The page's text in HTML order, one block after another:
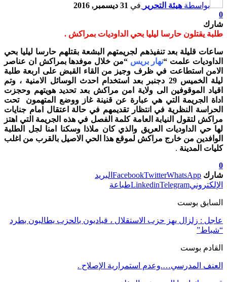
بواسطة هيئة التحرير في 31 ديسمبر, 2016
0
شارك
طلبة يقتلون حارسا ليليا بحي الداوديات بمراكش .
ساعات قليلة بعد تنفيذهم لجريمتهم البشعة بقتلهم حارسا ليليا بحي
الداوديات علمت “نهار بريس “من خلال موفدها بمراكش ان عناصر
الامن استطاعت في ظرف وجيز من القاء القبض على اربعة طلبة
ليلة الخميس 29 دجنبر بعد استخدام احدث الوسائل الامنية ، وتم
اقياد الموقوفين الى ولاية امن مراكش بعد تحديد هويتهم وحجزت
اداة الجريمة التي هي عبارة عن قنينة غاز ووضع المتهمون تحت
الحراسة النظرية في انتظار تقديمهم في حالة اعتقال امام جنايات
مراكش لتقول النيابة العامة كلمة الفصل في هذه الجريمة التي اهتز
لها حي الداوديات العريق والذي كان ملاذا وسكنا امنا لجل الطلبة
الوافدين من خارج مراكش لموقع هذا الحي الاصيل بالقرب من اغلب
كليات المدينة .
0
شارك
FacebookTwitterWhatsApp
البريد
الإلكتروني
LinkedinTelegram طباعة
السابق بوست
عاجل : زلزال يهز حزب الاستقلال ، قياديون بالحزب يطالبون بطرد
“شباط”
القادم بوست
العنف المدرسي….وعدم استمرارية الإصلاح .